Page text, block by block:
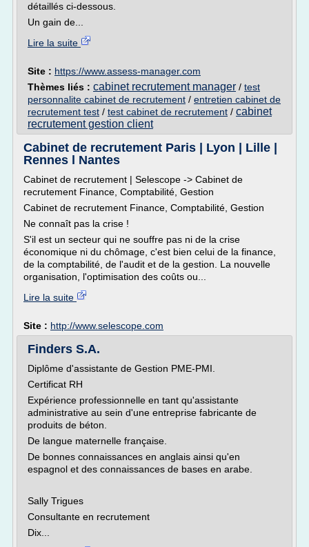
détaillés ci-dessous.
Un gain de...
Lire la suite
Site : https://www.assess-manager.com
Thèmes liés : cabinet recrutement manager / test
personnalite cabinet de recrutement / entretien cabinet de
recrutement test / test cabinet de recrutement / cabinet
recrutement gestion client
Cabinet de recrutement Paris | Lyon | Lille |
Rennes l Nantes
Cabinet de recrutement | Selescope -> Cabinet de
recrutement Finance, Comptabilité, Gestion
Cabinet de recrutement Finance, Comptabilité, Gestion
Ne connaît pas la crise !
S'il est un secteur qui ne souffre pas ni de la crise
économique ni du chômage, c'est bien celui de la finance,
de la comptabilité, de l'audit et de la gestion. La nouvelle
organisation, l'optimisation des coûts ou...
Lire la suite
Site : http://www.selescope.com
Finders S.A.
Diplôme d'assistante de Gestion PME-PMI.
Certificat RH
Expérience professionnelle en tant qu'assistante
administrative au sein d'une entreprise fabricante de
produits de béton.
De langue maternelle française.
De bonnes connaissances en anglais ainsi qu'en
espagnol et des connaissances de bases en arabe.
Sally Trigues
Consultante en recrutement
Dix...